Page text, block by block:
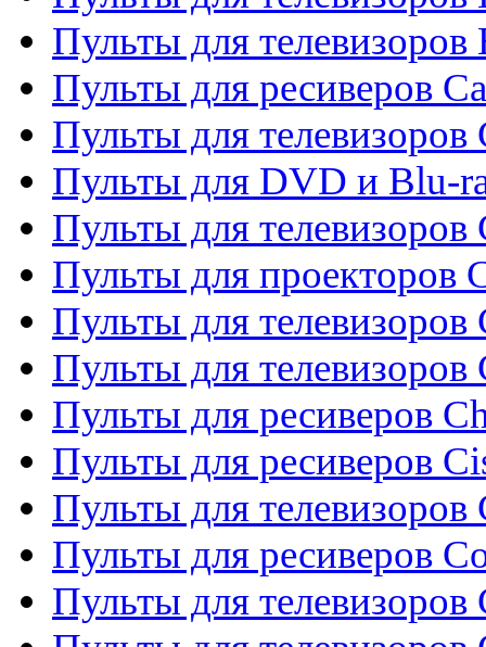
Пульты для телевизоров
Пульты для ресиверов
Пульты для телевизоров
Пульты для DVD и Blu-
Пульты для телевизоров
Пульты для проекторов
Пульты для телевизоров
Пульты для телевизоров
Пульты для ресиверов
Пульты для ресиверов
Пульты для телевизоров
Пульты для ресиверов
Пульты для телевизоров